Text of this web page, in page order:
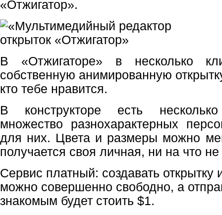
«Отжигатор».
В «Отжигаторе» в несколько
собственную анимированную
кто тебе нравится.
В конструкторе есть
множество разнохарактерных
для них. Цвета и размеры можно
получается своя личная, ни на что
Сервис платный: создавать
можно совершенно свободно, а
знакомым будет стоить $1.